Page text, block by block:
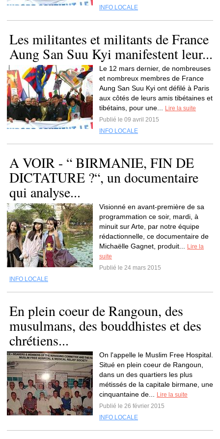
INFO LOCALE
Les militantes et militants de France
Aung San Suu Kyi manifestent leur...
Le 12 mars dernier, de nombreuses
et nombreux membres de France
Aung San Suu Kyi ont défilé à Paris
aux côtés de leurs amis tibétaines et
tibétains, pour une...
Lire la suite
Publié le 09 avril 2015
INFO LOCALE
A VOIR - “ BIRMANIE, FIN DE
DICTATURE ?“, un documentaire
qui analyse...
Visionné en avant-première de sa
programmation ce soir, mardi, à
minuit sur Arte, par notre équipe
rédactionnelle, ce documentaire de
Michaëlle Gagnet, produit...
Lire la
suite
Publié le 24 mars 2015
INFO LOCALE
En plein coeur de Rangoun, des
musulmans, des bouddhistes et des
chrétiens...
On l'appelle le Muslim Free Hospital.
Situé en plein coeur de Rangoun,
dans un des quartiers les plus
métissés de la capitale birmane, une
cinquantaine de...
Lire la suite
Publié le 26 février 2015
INFO LOCALE